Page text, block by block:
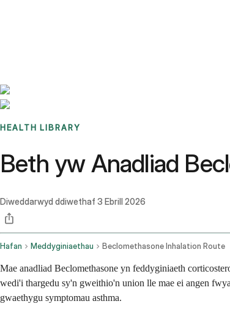
HEALTH LIBRARY
Beth yw Anadliad
Diweddarwyd ddiwethaf 3 Ebrill 2026
Hafan Meddyginiaethau Beclomethasone Inhalation Route
Mae anadliad Beclomethasone yn feddyginiaeth
wedi'i thargedu sy'n gweithio'n union lle mae ei angen
gwaethygu symptomau asthma.